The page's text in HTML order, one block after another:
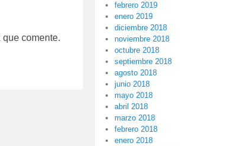
comente.
febrero 2019
enero 2019
diciembre 2018
noviembre 2018
octubre 2018
septiembre 2018
agosto 2018
junio 2018
mayo 2018
abril 2018
marzo 2018
febrero 2018
enero 2018